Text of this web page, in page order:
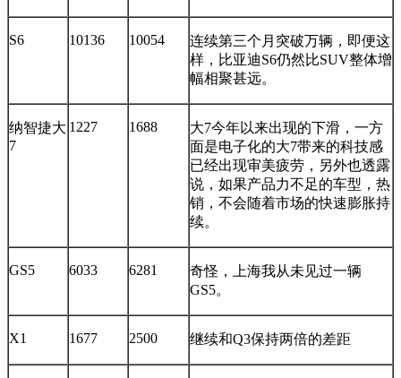
S6 10136 10054
连续第三个月突破万辆，即便这
样，比亚迪S6仍然比SUV整体增
幅相聚甚远。
纳智捷大
7
1227 1688
大7今年以来出现的下滑，一方
面是电子化的大7带来的科技感
已经出现审美疲劳，另外也透露
说，如果产品力不足的车型，热
销，不会随着市场的快速膨胀持
续。
GS5 6033 6281
奇怪，上海我从未见过一辆
GS5。
X1 1677 2500 继续和Q3保持两倍的差距